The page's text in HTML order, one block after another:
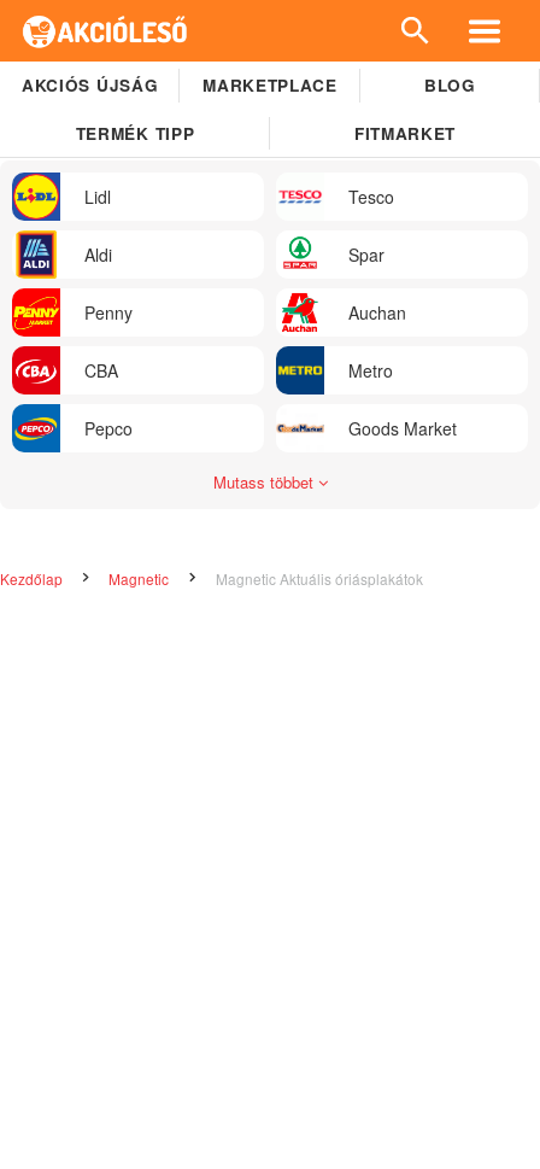
AKCIÓS ÚJSÁG MARKETPLACE BLOG
TERMÉK TIPP FITMARKET
Lidl Tesco
Aldi Spar
Penny Auchan
CBA Metro
Pepco Goods Market
Mutass többet
Kezdőlap Magnetic Magnetic Aktuális óriásplakátok